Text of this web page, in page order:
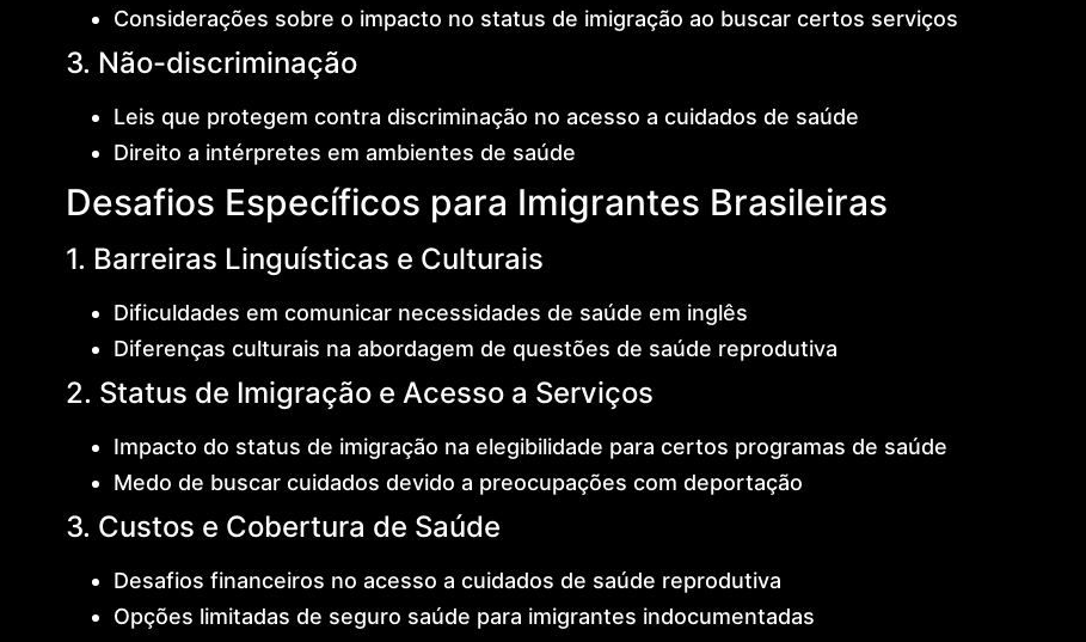
Considerações sobre o impacto no status de imigração ao buscar certos serviços
3. Não-discriminação
Leis que protegem contra discriminação no acesso a cuidados de saúde
Direito a intérpretes em ambientes de saúde
Desafios Específicos para Imigrantes Brasileiras
1. Barreiras Linguísticas e Culturais
Dificuldades em comunicar necessidades de saúde em inglês
Diferenças culturais na abordagem de questões de saúde reprodutiva
2. Status de Imigração e Acesso a Serviços
Impacto do status de imigração na elegibilidade para certos programas de saúde
Medo de buscar cuidados devido a preocupações com deportação
3. Custos e Cobertura de Saúde
Desafios financeiros no acesso a cuidados de saúde reprodutiva
Opções limitadas de seguro saúde para imigrantes indocumentadas